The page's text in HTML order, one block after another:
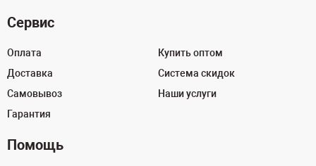
Сервис
Оплата
Доставка
Самовывоз
Гарантия
Купить оптом
Система скидок
Наши услуги
Помощь